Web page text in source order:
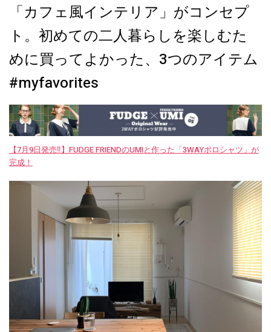
「カフェ風インテリア」がコンセプ
ト。初めての二人暮らしを楽しむた
めに買ってよかった、3つのアイテム
#myfavorites
【7月9日発売‼︎】FUDGE FRIENDのUMIと作った「3WAYポロシャツ」が
完成！